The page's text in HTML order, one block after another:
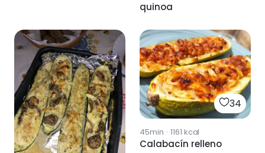
quinoa
34
45min · 1161 kcal
Calabacín relleno